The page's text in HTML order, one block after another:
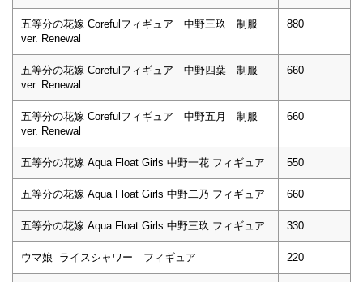
五等分の花嫁 Corefulフィギュア 中野三玖 制服
ver. Renewal
880
五等分の花嫁 Corefulフィギュア 中野四葉 制服
ver. Renewal
660
五等分の花嫁 Corefulフィギュア 中野五月 制服
ver. Renewal
660
五等分の花嫁 Aqua Float Girls 中野一花 フィギュア 550
五等分の花嫁 Aqua Float Girls 中野二乃 フィギュア 660
五等分の花嫁 Aqua Float Girls 中野三玖 フィギュア 330
ウマ娘 ライスシャワー フィギュア 220